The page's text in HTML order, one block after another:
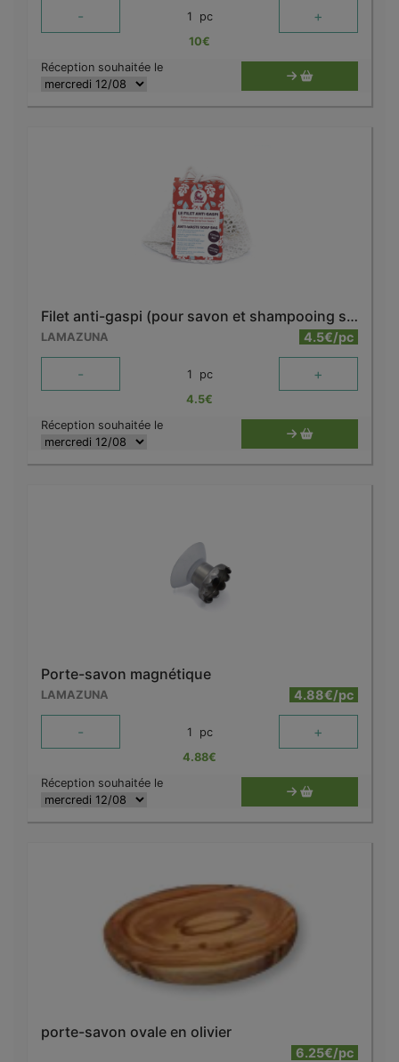
- 1 pc +
10€
Réception souhaitée le
Filet anti-gaspi (pour savon et shampooing solides)
LAMAZUNA 4.5€/pc
- 1 pc +
4.5€
Réception souhaitée le
Porte-savon magnétique
LAMAZUNA 4.88€/pc
- 1 pc +
4.88€
Réception souhaitée le
porte-savon ovale en olivier
6.25€/pc